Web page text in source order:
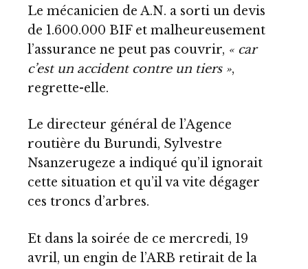
Le mécanicien de A.N. a sorti un devis
de 1.600.000 BIF et malheureusement
l’assurance ne peut pas couvrir, « car
c’est un accident contre un tiers »,
regrette-elle.
Le directeur général de l’Agence
routière du Burundi, Sylvestre
Nsanzerugeze a indiqué qu’il ignorait
cette situation et qu’il va vite dégager
ces troncs d’arbres.
Et dans la soirée de ce mercredi, 19
avril, un engin de l’ARB retirait de la